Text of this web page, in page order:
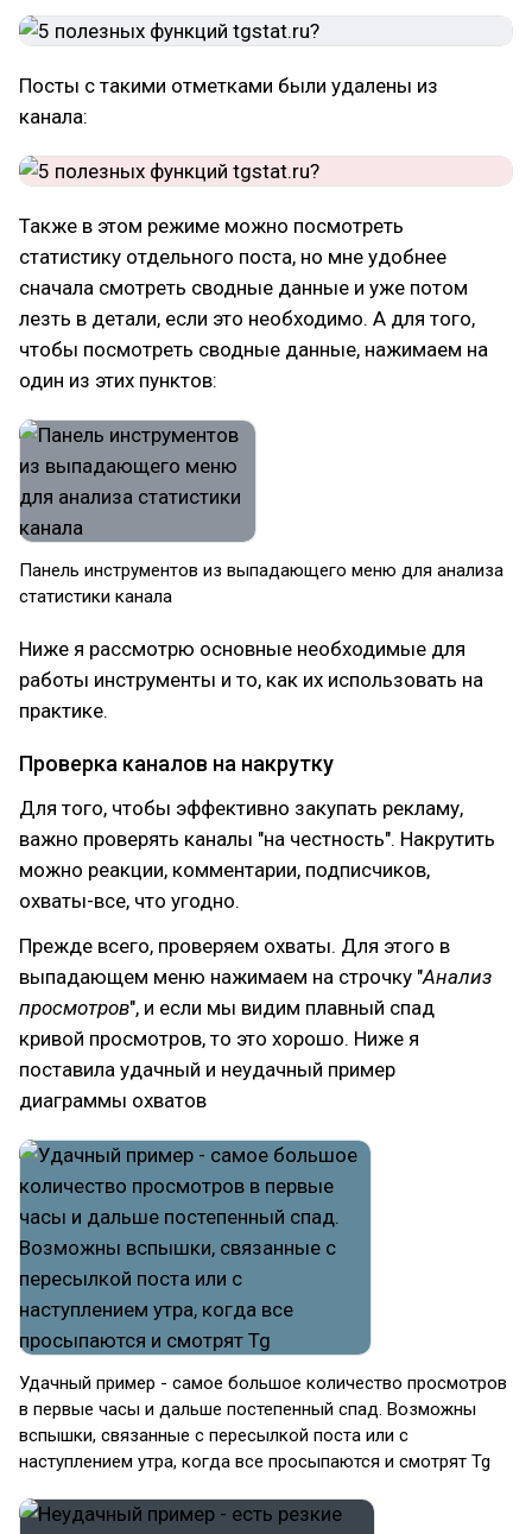
Посты с такими отметками были удалены из
канала:
Также в этом режиме можно посмотреть
статистику отдельного поста, но мне удобнее
сначала смотреть сводные данные и уже потом
лезть в детали, если это необходимо. А для того,
чтобы посмотреть сводные данные, нажимаем на
один из этих пунктов:
Панель инструментов из выпадающего меню для анализа
статистики канала
Ниже я рассмотрю основные необходимые для
работы инструменты и то, как их использовать на
практике.
Проверка каналов на накрутку
Для того, чтобы эффективно закупать рекламу,
важно проверять каналы "на честность". Накрутить
можно реакции, комментарии, подписчиков,
охваты-все, что угодно.
Прежде всего, проверяем охваты. Для этого в
выпадающем меню нажимаем на строчку "Анализ
просмотров", и если мы видим плавный спад
кривой просмотров, то это хорошо. Ниже я
поставила удачный и неудачный пример
диаграммы охватов
Удачный пример - самое большое количество просмотров
в первые часы и дальше постепенный спад. Возможны
вспышки, связанные с пересылкой поста или с
наступлением утра, когда все просыпаются и смотрят Tg